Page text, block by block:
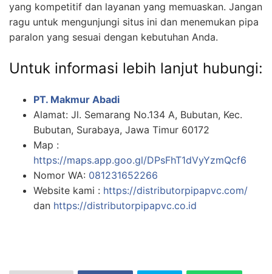
yang kompetitif dan layanan yang memuaskan. Jangan
ragu untuk mengunjungi situs ini dan menemukan pipa
paralon yang sesuai dengan kebutuhan Anda.
Untuk informasi lebih lanjut hubungi:
PT. Makmur Abadi
Alamat: Jl. Semarang No.134 A, Bubutan, Kec.
Bubutan, Surabaya, Jawa Timur 60172
Map :
https://maps.app.goo.gl/DPsFhT1dVyYzmQcf6
Nomor WA: 081231652266
Website kami : https://distributorpipapvc.com/
dan https://distributorpipapvc.co.id